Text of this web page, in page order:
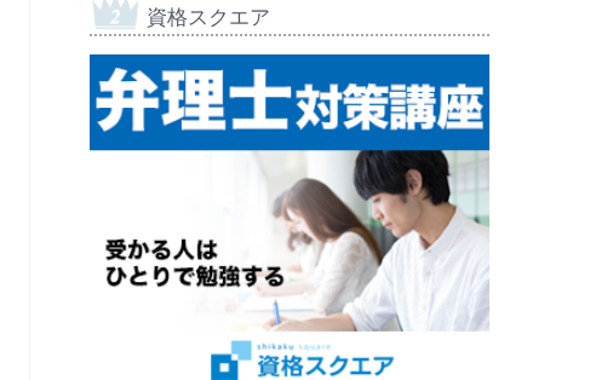
資格スクエア